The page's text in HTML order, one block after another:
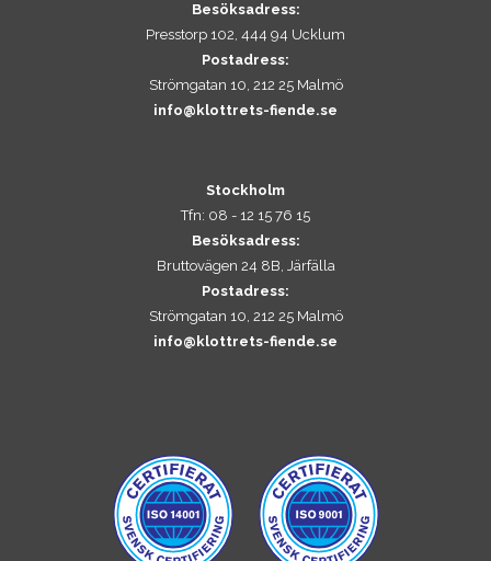
Besöksadress:
Presstorp 102, 444 94 Ucklum
Postadress:
Strömgatan 10, 212 25 Malmö
info@klottrets-fiende.se
Stockholm
Tfn: 08 - 12 15 76 15
Besöksadress:
Bruttovägen 24 8B, Järfälla
Postadress:
Strömgatan 10, 212 25 Malmö
info@klottrets-fiende.se